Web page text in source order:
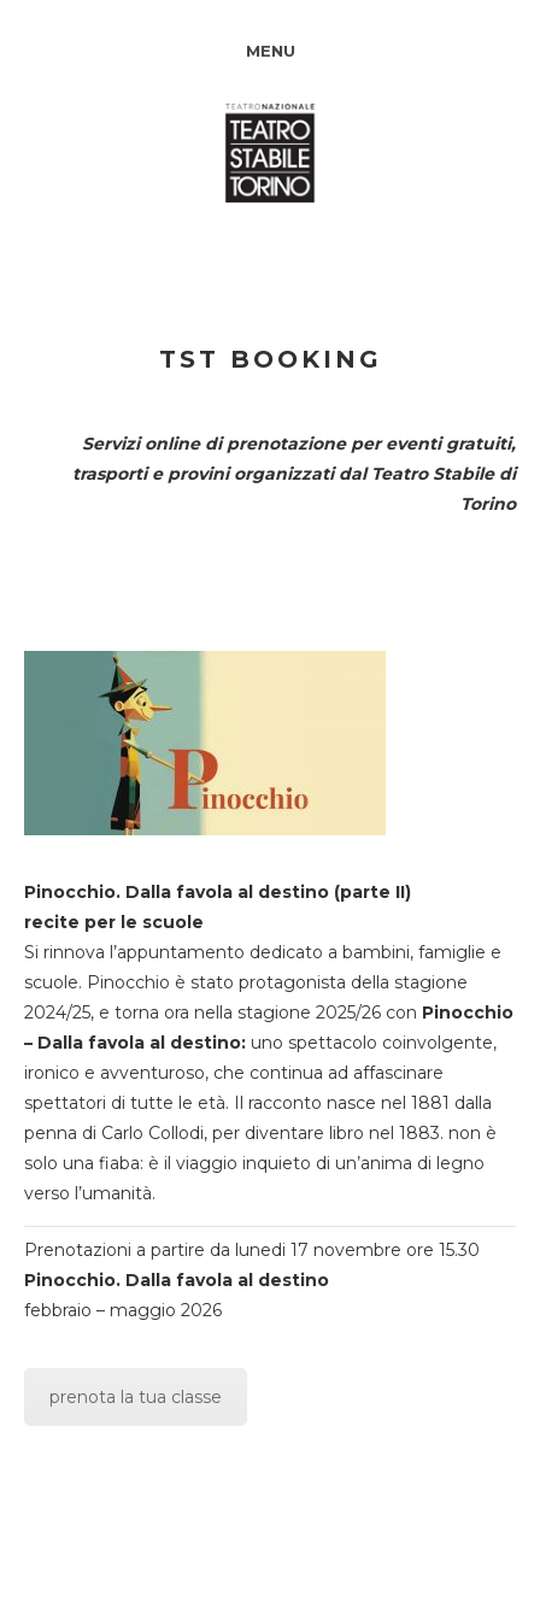
MENU
TST BOOKING
Servizi online di prenotazione per eventi gratuiti,
trasporti e provini organizzati dal Teatro Stabile di
Torino
Pinocchio. Dalla favola al destino (parte II)
recite per le scuole
Si rinnova l’appuntamento dedicato a bambini, famiglie e
scuole. Pinocchio è stato protagonista della stagione
2024/25, e torna ora nella stagione 2025/26 con Pinocchio
– Dalla favola al destino: uno spettacolo coinvolgente,
ironico e avventuroso, che continua ad affascinare
spettatori di tutte le età. Il racconto nasce nel 1881 dalla
penna di Carlo Collodi, per diventare libro nel 1883. non è
solo una fiaba: è il viaggio inquieto di un’anima di legno
verso l’umanità.
Prenotazioni a partire da lunedi 17 novembre ore 15.30
Pinocchio. Dalla favola al destino
febbraio – maggio 2026
prenota la tua classe